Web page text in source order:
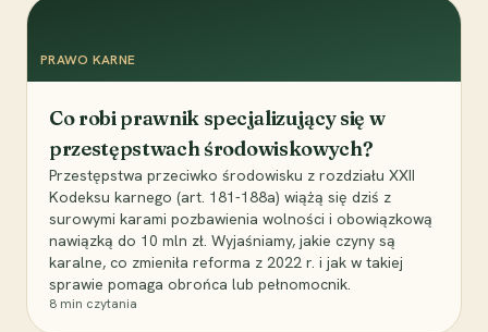
PRAWO KARNE
Co robi prawnik specjalizujący się w
przestępstwach środowiskowych?
Przestępstwa przeciwko środowisku z rozdziału XXII
Kodeksu karnego (art. 181-188a) wiążą się dziś z
surowymi karami pozbawienia wolności i obowiązkową
nawiązką do 10 mln zł. Wyjaśniamy, jakie czyny są
karalne, co zmieniła reforma z 2022 r. i jak w takiej
sprawie pomaga obrońca lub pełnomocnik.
8 min czytania